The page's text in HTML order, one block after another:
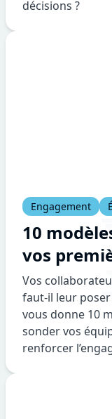
décisions ?
Engagement
10
vos
Vos
faut-il leur
vous donne 10
sonder vos
renforcer